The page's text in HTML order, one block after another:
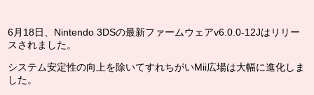
6月18日、Nintendo 3DSの最新ファームウェアv6.0.0-12Jはリリー
スされました。
システム安定性の向上を除いてすれちがいMii広場は大幅に進化しま
した。